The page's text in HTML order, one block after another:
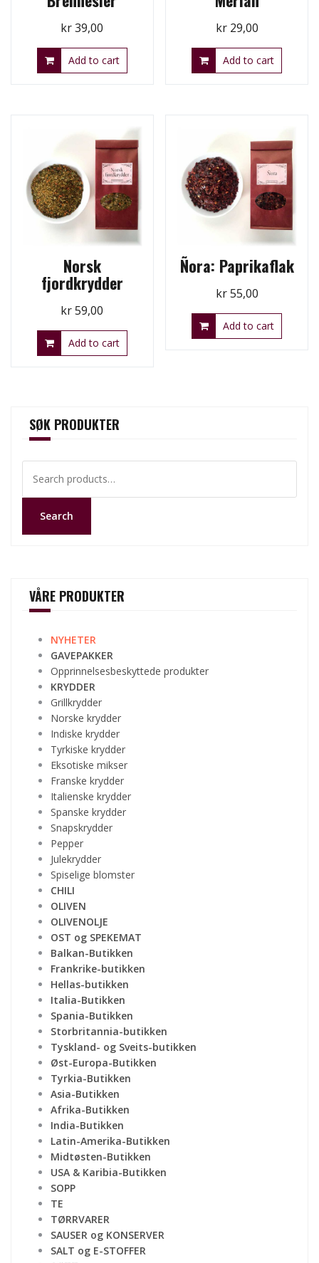
kr39,00
Add to cart
kr29,00
Add to cart
Norsk
fjordkrydder
kr59,00
Add to cart
Ñora: Paprikaflak
kr55,00
Add to cart
SØK PRODUKTER
for:
Search
VÅRE PRODUKTER
NYHETER
GAVEPAKKER
Opprinnelsesbeskyttede produkter
KRYDDER
Grillkrydder
Norske krydder
Indiske krydder
Tyrkiske krydder
Eksotiske mikser
Franske krydder
Italienske krydder
Spanske krydder
Snapskrydder
Pepper
Julekrydder
Spiselige blomster
CHILI
OLIVEN
OLIVENOLJE
OST og SPEKEMAT
Balkan-Butikken
Frankrike-butikken
Hellas-butikken
Italia-Butikken
Spania-Butikken
Storbritannia-butikken
Tyskland- og Sveits-butikken
Øst-Europa-Butikken
Tyrkia-Butikken
Asia-Butikken
Afrika-Butikken
India-Butikken
Latin-Amerika-Butikken
Midtøsten-Butikken
USA & Karibia-Butikken
SOPP
TE
TØRRVARER
SAUSER og KONSERVER
SALT og E-STOFFER